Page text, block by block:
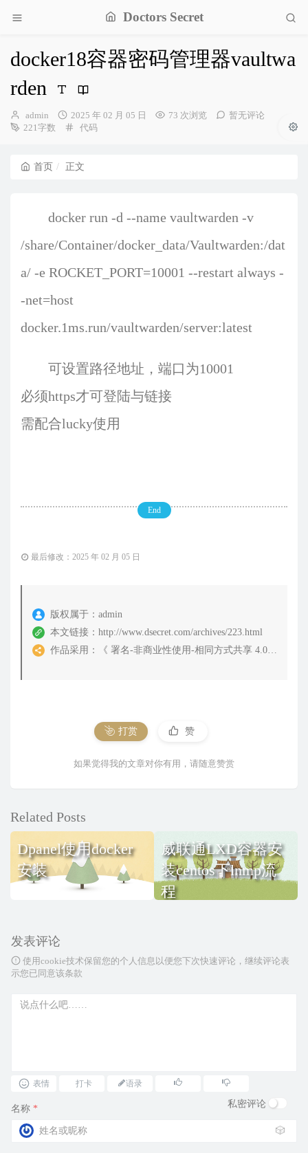
Doctors Secret
docker18容器密码管理器vaultwa
rden
博
主：
admin
发
布
2025 年 02 月 05 日 73 次浏览
暂无评论
221字数
分
代码
首页 正文
docker run -d --name vaultwarden -v
/share/Container/docker_data/Vaultwarden:/dat
a/ -e ROCKET_PORT=10001 --restart always -
-net=host
docker.1ms.run/vaultwarden/server:latest
可设置路径地址，端口为10001
必须https才可登陆与链接
需配合lucky使用
End
最后修改：2025 年 02 月 05 日
版权属于： admin
本文链接： http://www.dsecret.com/archives/223.html
作品采用：
《 署名-非商业性使用-相同方式共享 4.0 国际 (CC BY-NC-SA 4.0)
打赏 赞
如果觉得我的文章对你有用，请随意赞赏
Related Posts
Dpanel使用docker
安装
威联通LXD容器安
装centos下lnmp流
程
发表评论
使用cookie技术保留您的个人信息以便您下次快速评论，继续评论表
示您已同意该条款
表情 打卡 语录
私密评论
名称 *
🎲